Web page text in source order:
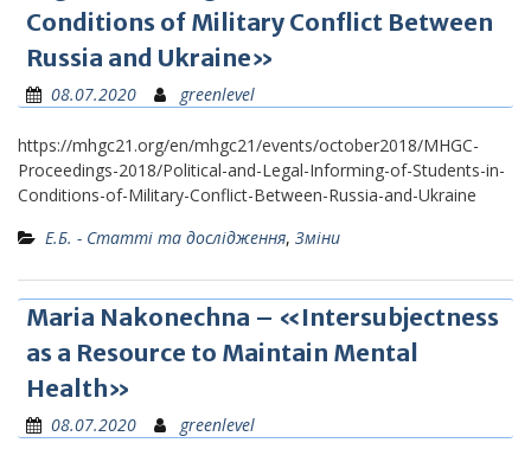
Conditions of Military Conflict Between
Russia and Ukraine»
08.07.2020 greenlevel
https://mhgc21.org/en/mhgc21/events/october2018/MHGC-
Proceedings-2018/Political-and-Legal-Informing-of-Students-in-
Conditions-of-Military-Conflict-Between-Russia-and-Ukraine
Е.Б. - Статті та дослідження, Зміни
Maria Nakonechna – «Intersubjectness
as a Resource to Maintain Mental
Health»
08.07.2020 greenlevel